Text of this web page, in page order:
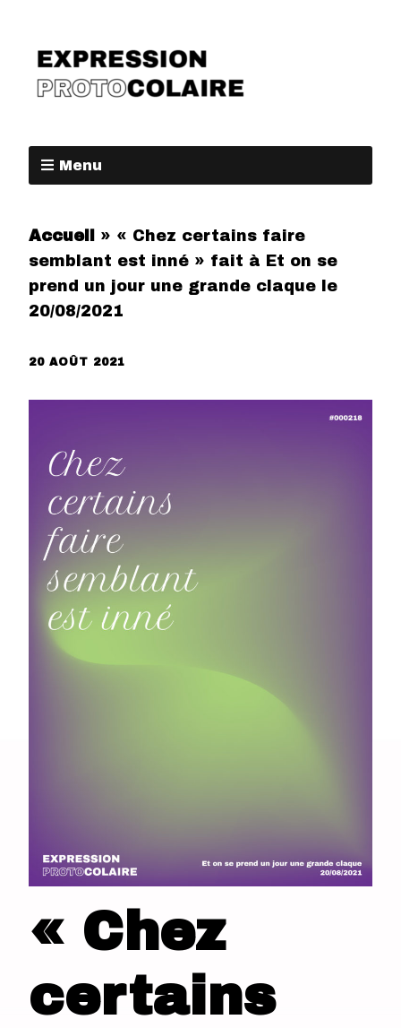
Menu
Accueil » « Chez certains faire
semblant est inné » fait à Et on se
prend un jour une grande claque le
20/08/2021
20 AOÛT 2021
« Chez
certains